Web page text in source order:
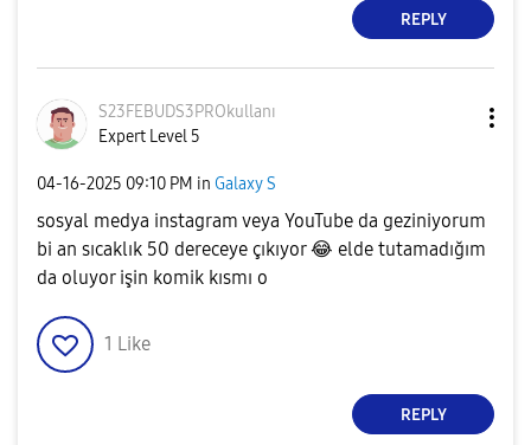
REPLY
S23FEBUDS3PROkullanı
Expert Level 5
‎04-16-2025 09:10 PM in Galaxy S
sosyal medya instagram veya YouTube da geziniyorum
bi an sıcaklık 50 dereceye çıkıyor😂 elde tutamadığım
da oluyor işin komik kısmı o
1 Like
REPLY